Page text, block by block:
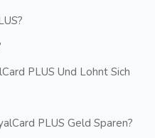
PLUS Und Lohnt Sich
PLUS Geld Sparen?